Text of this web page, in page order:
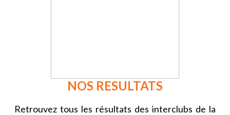
NOS RESULTATS
Retrouvez tous les résultats des interclubs de la